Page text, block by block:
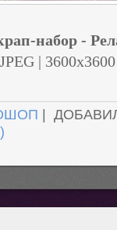
набор -
|
|